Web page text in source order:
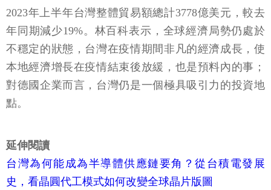
2023年上半年台灣整體貿易額總計3778億美元，較去
年同期減少19%。林百科表示，全球經濟局勢仍處於
不穩定的狀態，台灣在疫情期間非凡的經濟成長，使
本地經濟增長在疫情結束後放緩，也是預料內的事；
對德國企業而言，台灣仍是一個極具吸引力的投資地
點。
延伸閱讀
台灣為何能成為半導體供應鏈要角？從台積電發展
史，看晶圓代工模式如何改變全球晶片版圖